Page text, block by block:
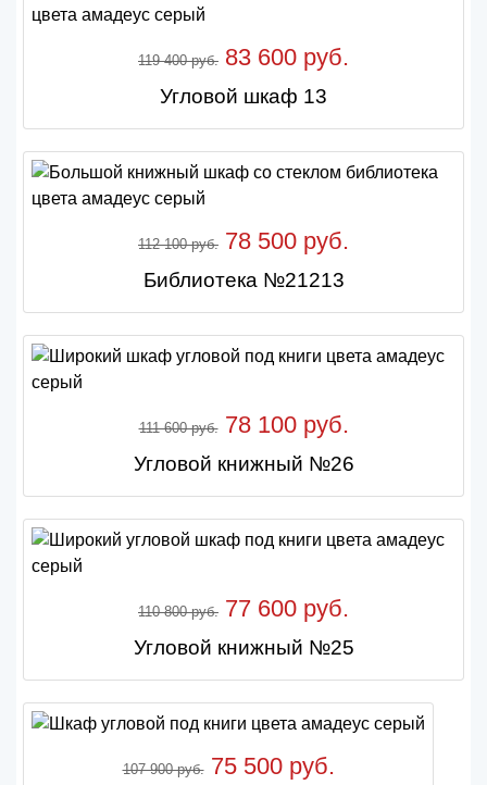
119 400 руб. 83 600 руб.
Угловой шкаф 13
112 100 руб. 78 500 руб.
Библиотека №21213
111 600 руб.78 100 руб.
Угловой книжный №26
110 800 руб. 77 600 руб.
Угловой книжный №25
107 900 руб.75 500 руб.